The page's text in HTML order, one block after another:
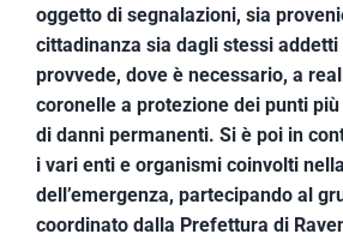
oggetto di segnalazioni, sia
cittadinanza sia dagli stessi
provvede, dove è necessario, a
coronelle a protezione dei punti
di danni permanenti. Si è poi in
i vari enti e organismi coinvolti
dell’emergenza, partecipando al
coordinato dalla Prefettura di